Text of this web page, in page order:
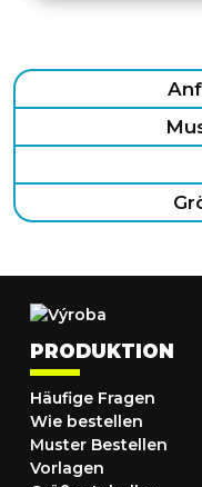
PRODUKTION
Häufige Fragen
Wie bestellen
Muster Bestellen
Vorlagen